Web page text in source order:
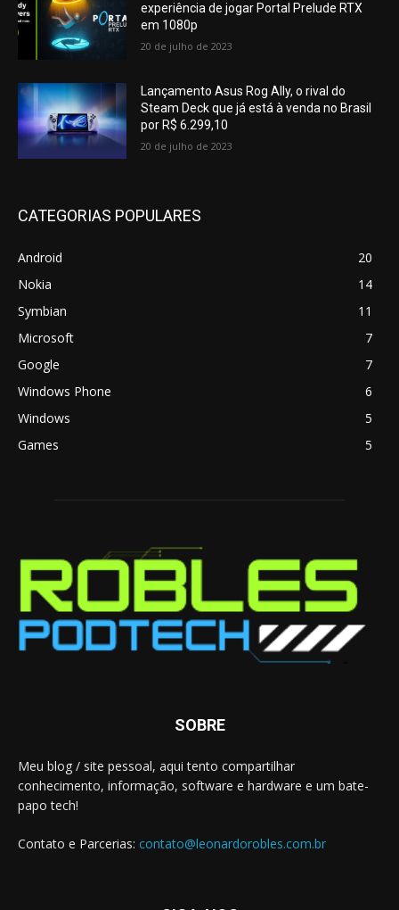
experiência de jogar Portal Prelude RTX
em 1080p
20 de julho de 2023
Lançamento Asus Rog Ally, o rival do
Steam Deck que já está à venda no Brasil
por R$ 6.299,10
20 de julho de 2023
CATEGORIAS POPULARES
Android
20
Nokia
14
Symbian
11
Microsoft
7
Google
7
Windows Phone
6
Windows
5
Games
5
SOBRE
Meu blog / site pessoal, aqui tento compartilhar
conhecimento, informação, software e hardware e um bate-
papo tech!
Contato e Parcerias: contato@leonardorobles.com.br